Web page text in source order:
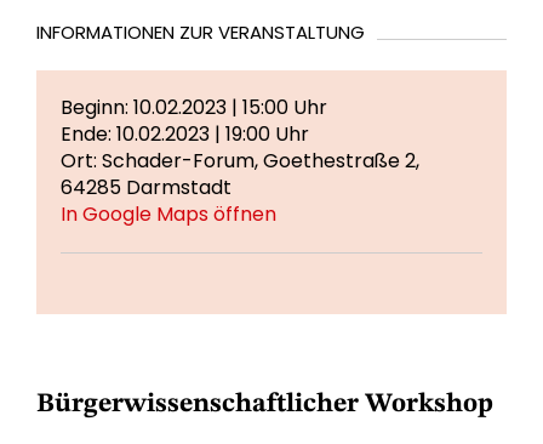
INFORMATIONEN ZUR VERANSTALTUNG
Beginn: 10.02.2023 | 15:00 Uhr
Ende: 10.02.2023 | 19:00 Uhr
Ort: Schader-Forum, Goethestraße 2,
64285 Darmstadt
In Google Maps öffnen
Bürgerwissenschaftlicher Workshop